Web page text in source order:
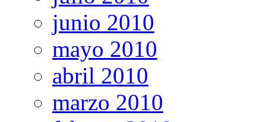
junio 2010
mayo 2010
abril 2010
marzo 2010